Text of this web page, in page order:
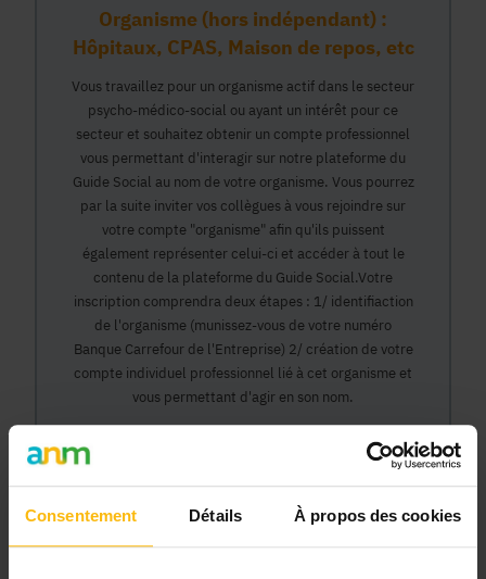
Consentement Détails À propos des cookies
Organisme (hors indépendant) :
Hôpitaux, CPAS, Maison de repos, etc
Vous travaillez pour un organisme actif dans le secteur
psycho-médico-social ou ayant un intérêt pour ce
secteur et souhaitez obtenir un compte professionnel
vous permettant d'interagir sur notre plateforme du
Guide Social au nom de votre organisme. Vous pourrez
par la suite inviter vos collègues à vous rejoindre sur
votre compte "organisme" afin qu'ils puissent
également représenter celui-ci et accéder à tout le
contenu de la plateforme du Guide Social.Votre
inscription comprendra deux étapes : 1/ identifiaction
de l'organisme (munissez-vous de votre numéro
Banque Carrefour de l'Entreprise) 2/ création de votre
compte individuel professionnel lié à cet organisme et
vous permettant d'agir en son nom.